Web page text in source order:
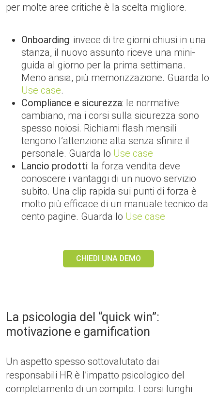
per molte aree critiche è la scelta migliore.
Onboarding: invece di tre giorni chiusi in una
stanza, il nuovo assunto riceve una mini-
guida al giorno per la prima settimana.
Meno ansia, più memorizzazione. Guarda lo
Use case.
Compliance e sicurezza: le normative
cambiano, ma i corsi sulla sicurezza sono
spesso noiosi. Richiami flash mensili
tengono l’attenzione alta senza sfinire il
personale. Guarda lo Use case
Lancio prodotti: la forza vendita deve
conoscere i vantaggi di un nuovo servizio
subito. Una clip rapida sui punti di forza è
molto più efficace di un manuale tecnico da
cento pagine. Guarda lo Use case
CHIEDI UNA DEMO
La psicologia del “quick win”:
motivazione e gamification
Un aspetto spesso sottovalutato dai
responsabili HR è l’impatto psicologico del
completamento di un compito. I corsi lunghi